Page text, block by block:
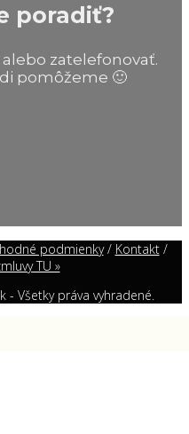
poradiť?
zatelefonovať.
pomôžeme 🙂
podmienky/ Kontakt/
TU »
Všetky práva vyhradené.